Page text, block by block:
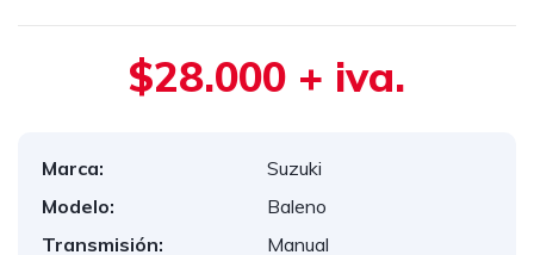
$28.000 + iva.
Marca:
Suzuki
Modelo:
Baleno
Transmisión:
Manual